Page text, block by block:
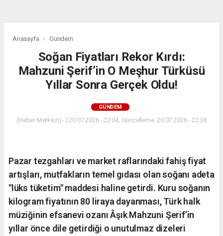
Anasayfa Gündem
Soğan Fiyatları Rekor Kırdı:
Mahzuni Şerif’in O Meşhur Türküsü
Yıllar Sonra Gerçek Oldu!
GÜNDEM
(Haber Merkezi) - | 20.07.2026 - 22:04, Güncelleme: 20.07.2026 - 22:38
Pazar tezgahları ve market raflarındaki fahiş fiyat
artışları, mutfakların temel gıdası olan soğanı adeta
"lüks tüketim" maddesi haline getirdi. Kuru soğanın
kilogram fiyatının 80 liraya dayanması, Türk halk
müziğinin efsanevi ozanı Âşık Mahzuni Şerif’in
yıllar önce dile getirdiği o unutulmaz dizeleri